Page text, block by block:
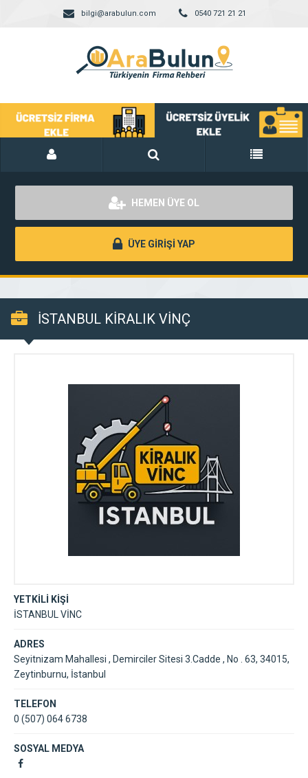
bilgi@arabulun.com 0540 721 21 21
HEMEN ÜYE OL
ÜYE GİRİŞİ YAP
İSTANBUL KİRALIK VİNÇ
YETKİLİ KİŞİ
İSTANBUL VİNC
ADRES
Seyitnizam Mahallesi , Demirciler Sitesi 3.Cadde , No . 63, 34015,
Zeytinburnu, İstanbul
TELEFON
0 (507) 064 6738
SOSYAL MEDYA